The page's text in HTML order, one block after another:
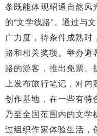
条既能体现昭通自然
的“文学线路”。通过与
广力度，待条件成熟
路和相关奖项。举办
路的游客，推出免票
上发布旅行笔记，对内
创作基地，在一些有
乃至全国范围内的文
过组织作家体验生活，